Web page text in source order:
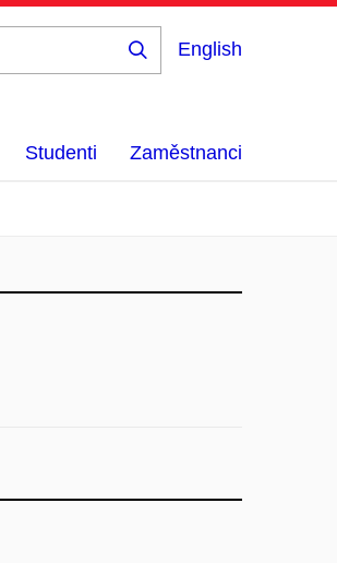
English
Studenti Zaměstnanci